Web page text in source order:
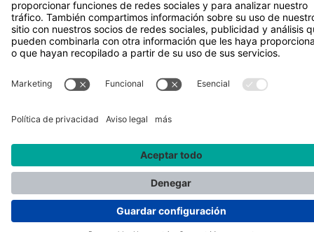
*Precio de venta recomendado incl. IVA más gastos de envío
Rotax Bike Technology AG © 2025